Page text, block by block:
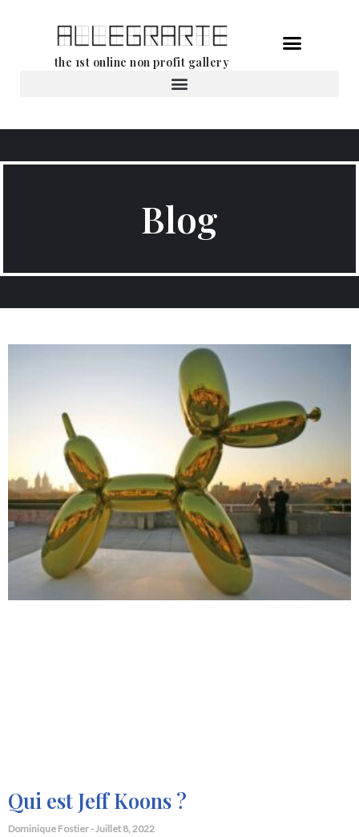
the 1st online non profit gallery
Blog
Qui est Jeff Koons ?
Dominique Fostier Juillet 8, 2022